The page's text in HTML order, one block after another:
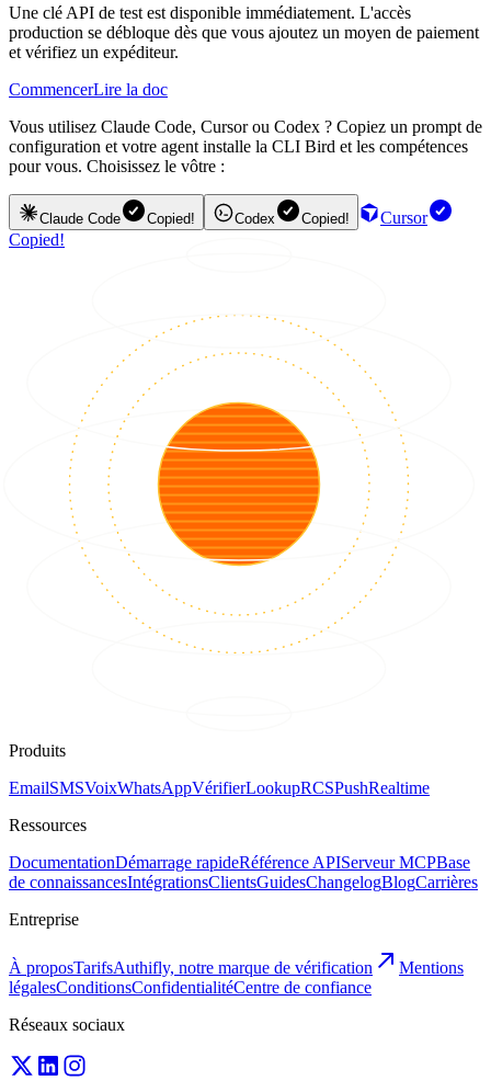
Une clé API de test est disponible immédiatement. L'accès
production se débloque dès que vous ajoutez un moyen de paiement
et vérifiez un expéditeur.
CommencerLire la doc
Vous utilisez Claude Code, Cursor ou Codex ? Copiez un prompt de
configuration et votre agent installe la CLI Bird et les compétences
pour vous. Choisissez le vôtre :
Claude Code Copied! Codex Copied!
Cursor
Copied!
Produits
EmailSMSVoixWhatsAppVérifierLookupRCSPushRealtime
Ressources
DocumentationDémarrage rapideRéférence APIServeur MCPBase
de connaissancesIntégrationsClientsGuidesChangelogBlogCarrières
Entreprise
À proposTarifsAuthifly, notre marque de vérification
Mentions
légalesConditionsConfidentialitéCentre de confiance
Réseaux sociaux